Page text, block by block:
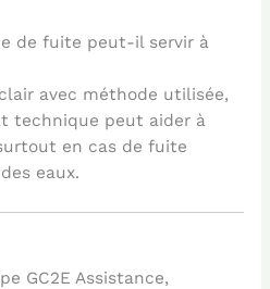
de fuite peut-il servir à
avec méthode utilisée,
technique peut aider à
en cas de fuite
eaux.
GC2E Assistance,